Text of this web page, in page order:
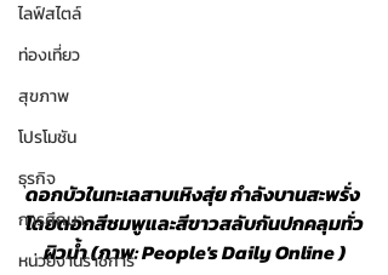
ไลฟ์สไตล์
ท่องเที่ยว
สุขภาพ
โปรโมชัน
ธุรกิจ
การศึกษา
หน่วยงานราชการ
ดอกบัวในทะเลสาบเหิงสุ่ย กำลังบานสะพรั่ง
โดยดอกสีชมพูและสีขาวสลับกันปกคลุมทั่ว
ผิวน้ำ (ภาพ: People's Daily Online )